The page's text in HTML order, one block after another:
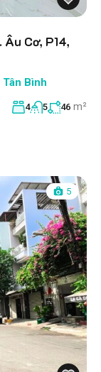
Cơ, P14,
Bình
4 5 46 m²
5